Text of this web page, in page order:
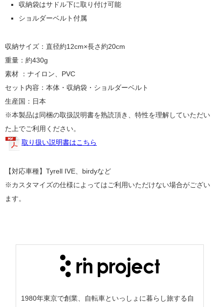
収納袋はサドル下に取り付け可能
ショルダーベルト付属
収納サイズ：直径約12cm×長さ約20cm
重量：約430g
素材 ：ナイロン、PVC
セット内容：本体・収納袋・ショルダーベルト
生産国：日本
※本製品は同梱の取扱説明書を熟読頂き、特性を理解していただい
た上でご利用ください。
取り扱い説明書はこちら
【対応車種】Tyrell IVE、birdyなど
※カスタマイズの仕様によってはご利用いただけない場合がござい
ます。
1980年東京で創業、自転車といっしょに暮らし旅する自